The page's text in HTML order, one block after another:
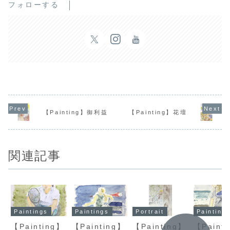
フォローする
【Painting】御利益 【Painting】花壇
関連記事
Paintings
【Painting】
Paintings
【Painting】
Portrait
【Painting】 【